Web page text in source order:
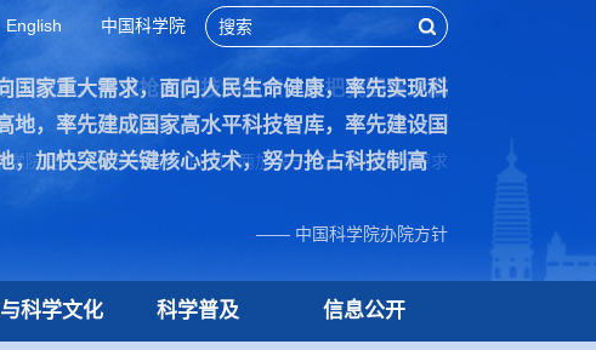
English 中国科学院
国家重大需求，面向人民生命健康，率先实现科
地，率先建成国家高水平科技智库，率先建设国
，加快突破关键核心技术，努力抢占科技制高
—— 中国科学院办院方针
心技术，努力抢占科技制高点，为把我国建设成
院建院70周年贺信中作出的“两加快一努力”重要指示要求
科学文化 科学普及 信息公开